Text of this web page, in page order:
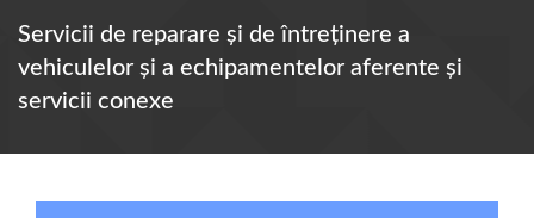
Servicii de reparare şi de întreţinere a
vehiculelor şi a echipamentelor aferente şi
servicii conexe